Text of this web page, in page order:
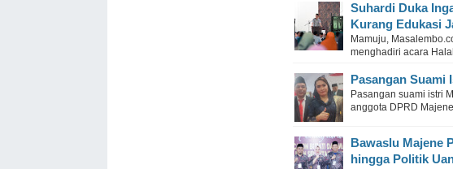
Suhardi Duka
Kurang Edukasi
Mamuju,
menghadiri acara
Pasangan Suami
Pasangan suami istri
anggota DPRD
Bawaslu Majene
hingga Politik